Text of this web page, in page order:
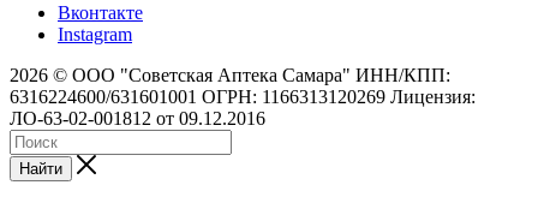
Вконтакте
Instagram
2026 © ООО "Советская Аптека Самара" ИНН/КПП:
6316224600/631601001 ОГРН: 1166313120269 Лицензия:
ЛО-63-02-001812 от 09.12.2016
Найти